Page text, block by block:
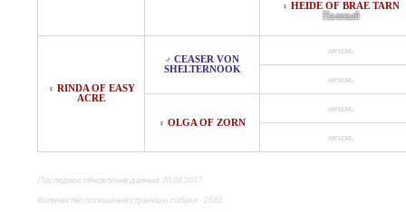
♀ HEIDE OF BRAE TARN
Палевый
♀ RINDA OF EASY
ACRE
♂ CEASER VON
SHELTERNOOK
неизв.
неизв.
♀ OLGA OF ZORN
неизв.
неизв.
Последнее обновление данных 20.03.2017
Количество посещений страницы собаки - 2533